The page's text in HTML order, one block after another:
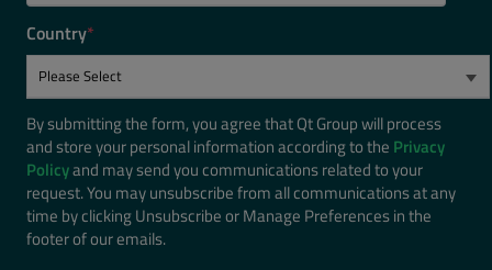
Country*
By submitting the form, you agree that Qt Group will process
and store your personal information according to the Privacy
Policyand may send you communications related to your
request. You may unsubscribe from all communications at any
time by clicking Unsubscribe or Manage Preferences in the
footer of our emails.